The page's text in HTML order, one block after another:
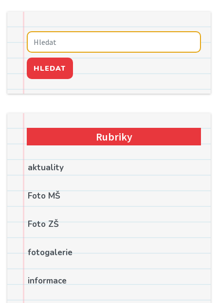
HLEDAT
Rubriky
aktuality
Foto MŠ
Foto ZŠ
fotogalerie
informace